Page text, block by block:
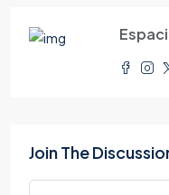
Join The